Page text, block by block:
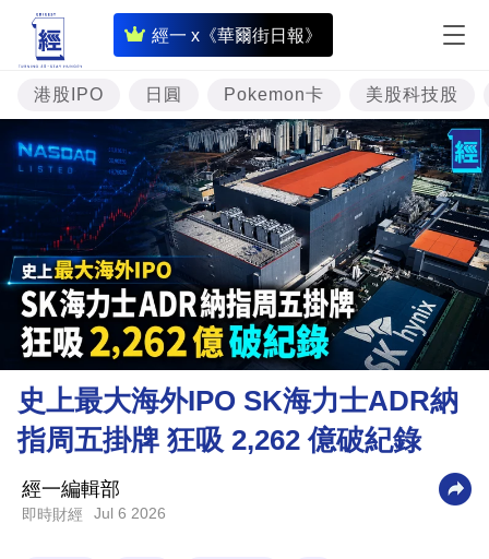
經一 x《華爾街日報》
即
時
財
經
專
題
資
樓
市
理
財
商
科
港股IPO 日圓 Pokemon卡 美股科技股
史上最大海外IPO SK海力士ADR納
指周五掛牌 狂吸 2,262 億破紀錄
經一編輯部
即時財經 Jul 6 2026